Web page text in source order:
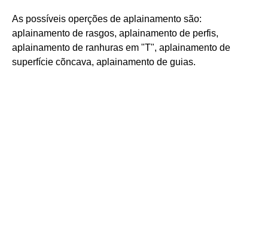
As possíveis operções de aplainamento são:
aplainamento de rasgos, aplainamento de perfis,
aplainamento de ranhuras em "T", aplainamento de
superfície cõncava, aplainamento de guias.